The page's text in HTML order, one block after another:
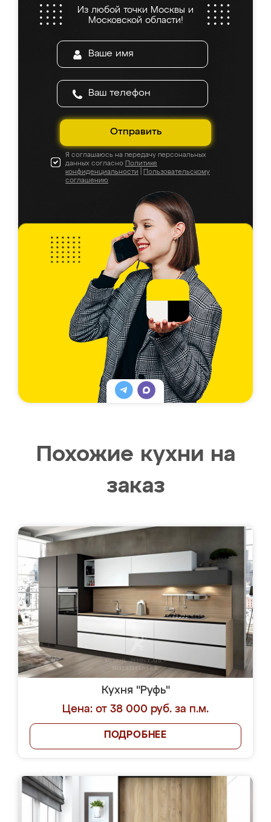
Из любой точки Москвы и
Московской области!
Отправить
Я соглашаюсь на передачу персональных
данных согласно Политике
конфиденциальности
Пользовательскому
соглашению
Похожие кухни на
заказ
Кухня "Руфь"
Цена: от 38 000 руб. за п.м.
ПОДРОБНЕЕ